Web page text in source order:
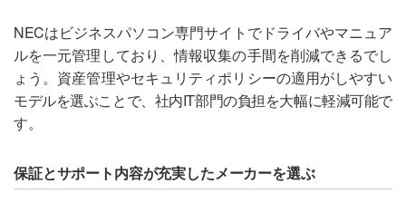
NECはビジネスパソコン専門サイトでドライバやマニュア
ルを一元管理しており、情報収集の手間を削減できるでし
ょう。資産管理やセキュリティポリシーの適用がしやすい
モデルを選ぶことで、社内IT部門の負担を大幅に軽減可能で
す。
保証とサポート内容が充実したメーカーを選ぶ